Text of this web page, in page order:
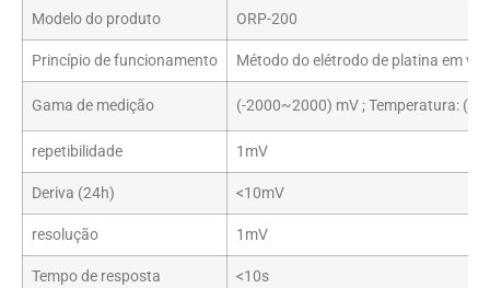
Modelo do produto ORP-200
Princípio de funcionamento Método do elétrodo de platina em
Gama de medição (-2000~2000) mV ; Temperatura:
repetibilidade 1mV
Deriva (24h) <10mV
resolução 1mV
Tempo de resposta <10s